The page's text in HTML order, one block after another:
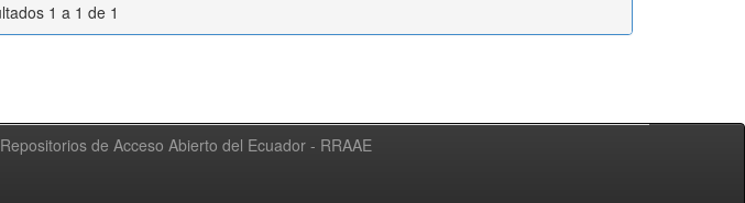
1 a 1 de 1
de Acceso Abierto del Ecuador - RRAAE